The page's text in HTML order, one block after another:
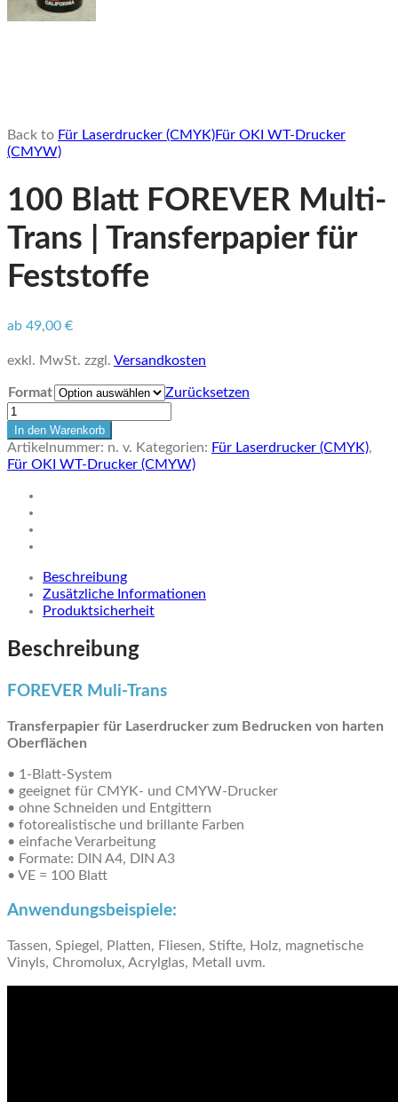
Back to Für Laserdrucker (CMYK)Für OKI WT-Drucker
(CMYW)
100 Blatt FOREVER Multi-
Trans | Transferpapier für
Feststoffe
ab 49,00 €
exkl. MwSt. zzgl. Versandkosten
Format
Zurücksetzen
100
Blatt
FOREVER
Multi-
Transferpapier
Feststoffe
In den Warenkorb
Artikelnummer: n. v. Kategorien: Für Laserdrucker (CMYK),
Für OKI WT-Drucker (CMYW)
Beschreibung
Zusätzliche Informationen
Produktsicherheit
Beschreibung
FOREVER Muli-Trans
Transferpapier für Laserdrucker zum Bedrucken von harten
Oberflächen
• 1-Blatt-System
• geeignet für CMYK- und CMYW-Drucker
• ohne Schneiden und Entgittern
• fotorealistische und brillante Farben
• einfache Verarbeitung
• Formate: DIN A4, DIN A3
• VE = 100 Blatt
Anwendungsbeispiele:
Tassen, Spiegel, Platten, Fliesen, Stifte, Holz, magnetische
Vinyls, Chromolux, Acrylglas, Metall uvm.